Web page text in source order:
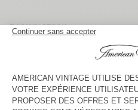
T-SHIRT FEMME DUALY
BACK IN STOCK
T-SHIRT FEMME SONOMA
55 €